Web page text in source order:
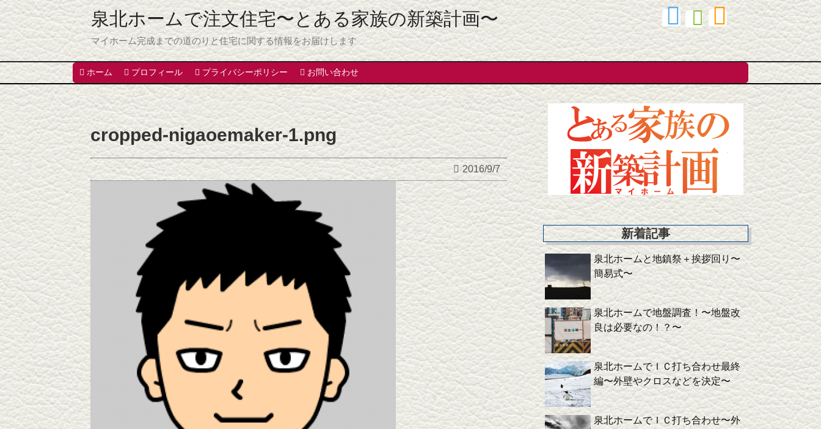
泉北ホームで注文住宅〜とある家族の新築計画〜
マイホーム完成までの道のりと住宅に関する情報をお届けします
ホーム プロフィール プライバシーポリシー お問い合わせ
cropped-nigaoemaker-1.png
2016/9/7
新着記事
泉北ホームと地鎮祭＋挨拶回り〜
簡易式〜
泉北ホームで地盤調査！〜地盤改
良は必要なの！？〜
泉北ホームでＩＣ打ち合わせ最終
編〜外壁やクロスなどを決定〜
泉北ホームでＩＣ打ち合わせ〜外